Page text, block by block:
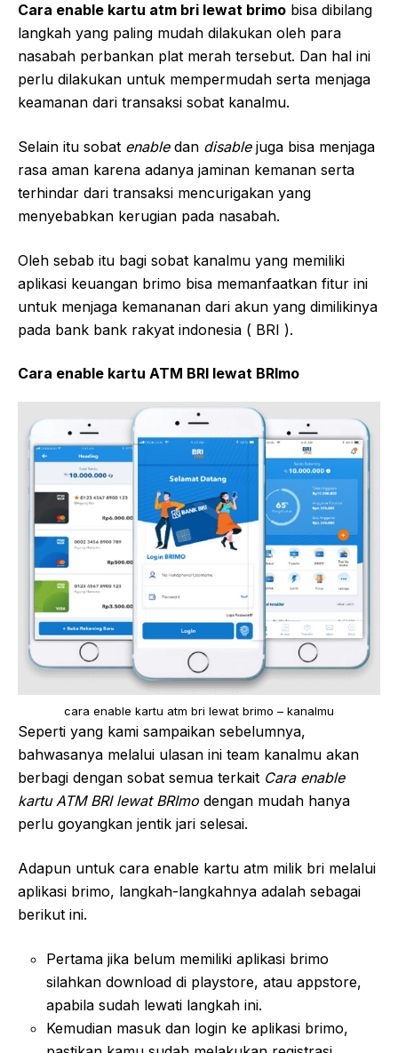
Cara enable kartu atm bri lewat brimo bisa dibilang
langkah yang paling mudah dilakukan oleh para
nasabah perbankan plat merah tersebut. Dan hal ini
perlu dilakukan untuk mempermudah serta menjaga
keamanan dari transaksi sobat kanalmu.
Selain itu sobat enabledan disablejuga bisa menjaga
rasa aman karena adanya jaminan kemanan serta
terhindar dari transaksi mencurigakan yang
menyebabkan kerugian pada nasabah.
Oleh sebab itu bagi sobat kanalmu yang memiliki
aplikasi keuangan brimo bisa memanfaatkan fitur ini
untuk menjaga kemananan dari akun yang dimilikinya
pada bank bank rakyat indonesia ( BRI ).
Cara enable kartu ATM BRI lewat BRImo
cara enable kartu atm bri lewat brimo – kanalmu
Seperti yang kami sampaikan sebelumnya,
bahwasanya melalui ulasan ini team kanalmu akan
berbagi dengan sobat semua terkait Cara enable
kartu ATM BRI lewat BRImo dengan mudah hanya
perlu goyangkan jentik jari selesai.
Adapun untuk cara enable kartu atm milik bri melalui
aplikasi brimo, langkah-langkahnya adalah sebagai
berikut ini.
Pertama jika belum memiliki aplikasi brimo
silahkan download di playstore, atau appstore,
apabila sudah lewati langkah ini.
Kemudian masuk dan login ke aplikasi brimo,